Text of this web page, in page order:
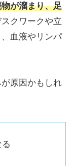
が溜まり、足
クワークや立
血液やリンパ
原因かもしれ